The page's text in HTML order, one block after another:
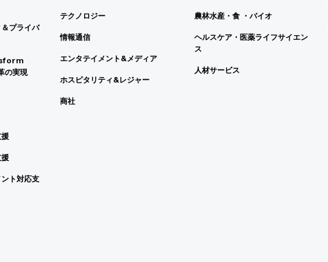
プライバ
の実現
援
援
ト対応支
テクノロジー
情報通信
エンタテイメント&メディア
ホスピタリティ&レジャー
商社
農林水産・食 ・バイオ
ヘルスケア・医薬ライフサイエン
ス
人材サービス